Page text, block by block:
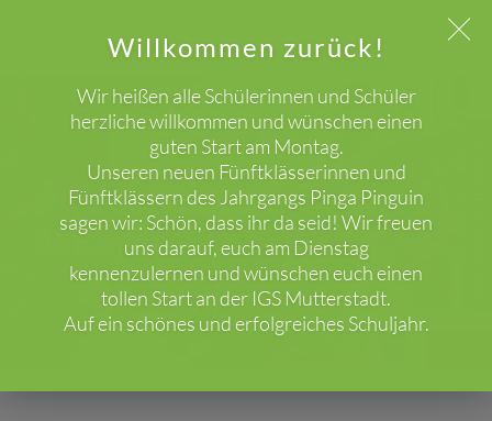
Willkommen zurück!
Wir heißen alle Schülerinnen und Schüler
herzliche willkommen und wünschen einen
guten Start am Montag.
Unseren neuen Fünftklässerinnen und
Fünftklässern des Jahrgangs Pinga Pinguin
sagen wir: Schön, dass ihr da seid! Wir freuen
uns darauf, euch am Dienstag
kennenzulernen und wünschen euch einen
tollen Start an der IGS Mutterstadt.
Auf ein schönes und erfolgreiches Schuljahr.
Aktuelles HOME BLOG ALLGEMEIN